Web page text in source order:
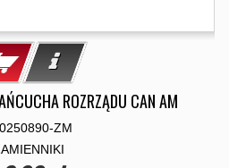
ROZRZĄDU CAN AM
ZM